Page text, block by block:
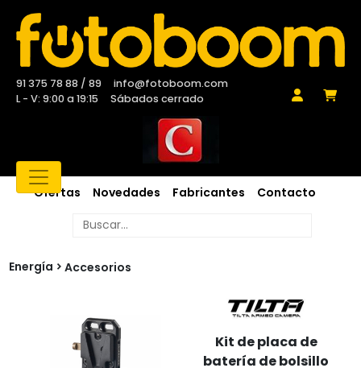
91 375 78 88 / 89
info@fotoboom.com
L - V: 9:00 a 19:15
Sábados cerrado
Ofertas Novedades Fabricantes Contacto
Energía Accesorios
Kit de placa de
batería de bolsillo